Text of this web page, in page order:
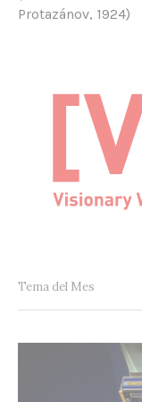
Protazánov, 1924)
Tema del Mes